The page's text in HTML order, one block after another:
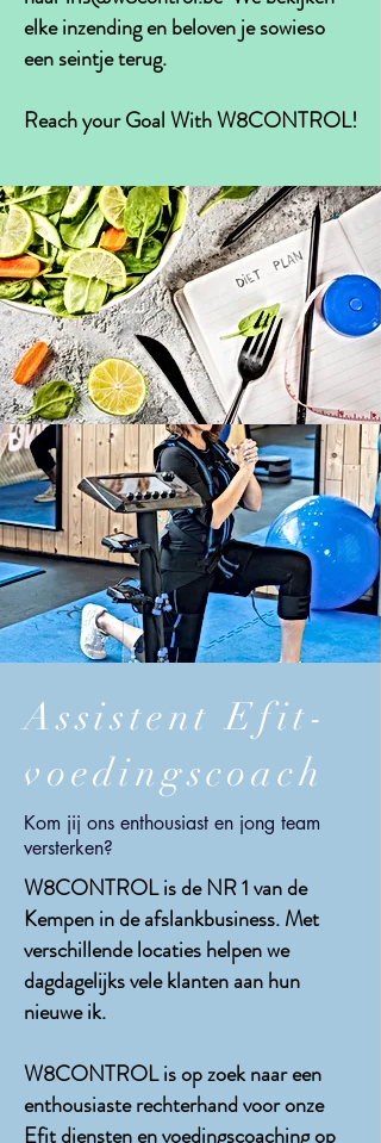
elke inzending en beloven je sowieso
een seintje terug.
Reach your Goal With W8CONTROL!
Assistent Efit-
voedingscoach
Kom jij ons enthousiast en jong team
versterken?
W8CONTROL is de NR 1 van de
Kempen in de afslankbusiness. Met
verschillende locaties helpen we
dagdagelijks vele klanten aan hun
nieuwe ik.
W8CONTROL is op zoek naar een
enthousiaste rechterhand voor onze
Efit diensten en voedingscoaching op